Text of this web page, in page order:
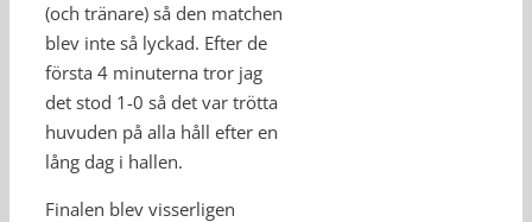
(och tränare) så den matchen
blev inte så lyckad. Efter de
första 4 minuterna tror jag
det stod 1-0 så det var trötta
huvuden på alla håll efter en
lång dag i hallen.
Finalen blev visserligen